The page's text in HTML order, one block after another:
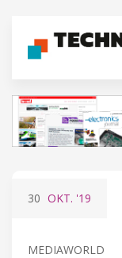
30 OKT. '19
MEDIAWORLD